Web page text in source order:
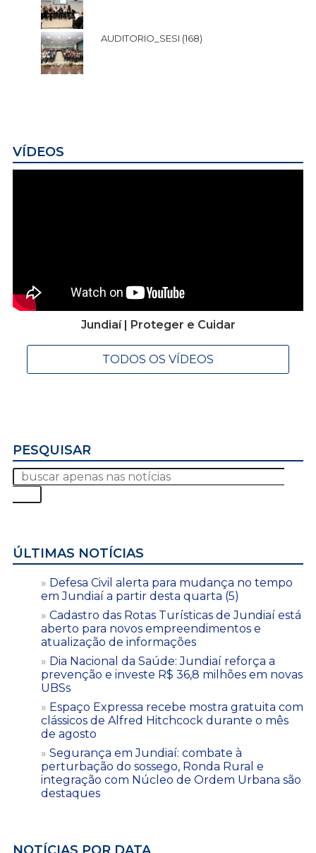
AUDITORIO_SESI (168)
VÍDEOS
Jundiaí | Proteger e Cuidar
TODOS OS VÍDEOS
PESQUISAR
ÚLTIMAS NOTÍCIAS
Defesa Civil alerta para mudança no tempo
em Jundiaí a partir desta quarta (5)
Cadastro das Rotas Turísticas de Jundiaí está
aberto para novos empreendimentos e
atualização de informações
Dia Nacional da Saúde: Jundiaí reforça a
prevenção e investe R$ 36,8 milhões em novas
UBSs
Espaço Expressa recebe mostra gratuita com
clássicos de Alfred Hitchcock durante o mês
de agosto
Segurança em Jundiaí: combate à
perturbação do sossego, Ronda Rural e
integração com Núcleo de Ordem Urbana são
destaques